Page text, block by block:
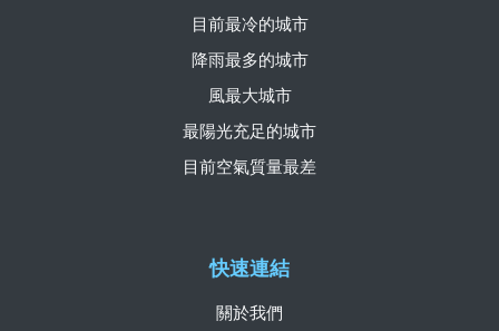
快速連結
關於我們
目前最冷的城市
降雨最多的城市
風最大城市
最陽光充足的城市
目前空氣質量最差